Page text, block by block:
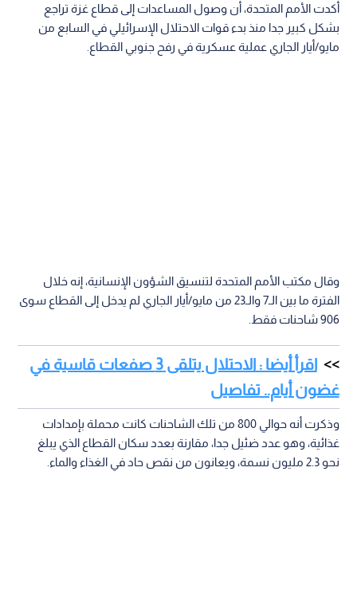
أكدت الأمم المتحدة، أن وصول المساعدات إلى قطاع غزة تراجع
بشكل كبير جدا منذ بدء قوات الاحتلال الإسرائيلي في السابع من
مايو/أيار الجاري عملية عسكرية في رفح جنوبي القطاع.
وقال مكتب الأمم المتحدة لتنسيق الشؤون الإنسانية، إنه خلال
الفترة ما بين الـ7 والـ23 من مايو/أيار الجاري لم يدخل إلى القطاع سوى
906 شاحنات فقط.
اقرأ أيضا : الاحتلال يتلقى 3 صفعات قاسية في
غضون أيام.. تفاصيل
وذكرت أنه حوالي 800 من تلك الشاحنات كانت محملة بإمدادات
غذائية، وهو عدد ضئيل جدا، مقارنة بعدد سكان القطاع الذي يبلغ
نحو 2.3 مليون نسمة، ويعانون من نقص حاد في الغذاء والماء.